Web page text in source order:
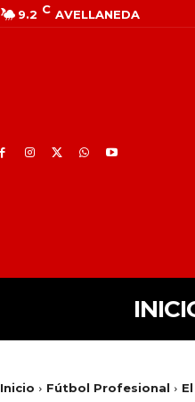
9.2 C AVELLANEDA
Inicio Fútbol Profesional